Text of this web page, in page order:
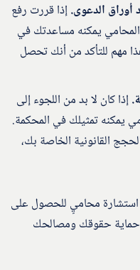
الدعوى.إذا قررت رفع
يمكنه مساعدتك في
مهم للتأكد من أنك تحصل
إذا كان لا بد من اللجوء إلى
يمكنه تمثيلك في المحكمة.
القانونية الخاصة بك،
استشارة محاميٍ للحصول على
حماية حقوقك ومصالحك